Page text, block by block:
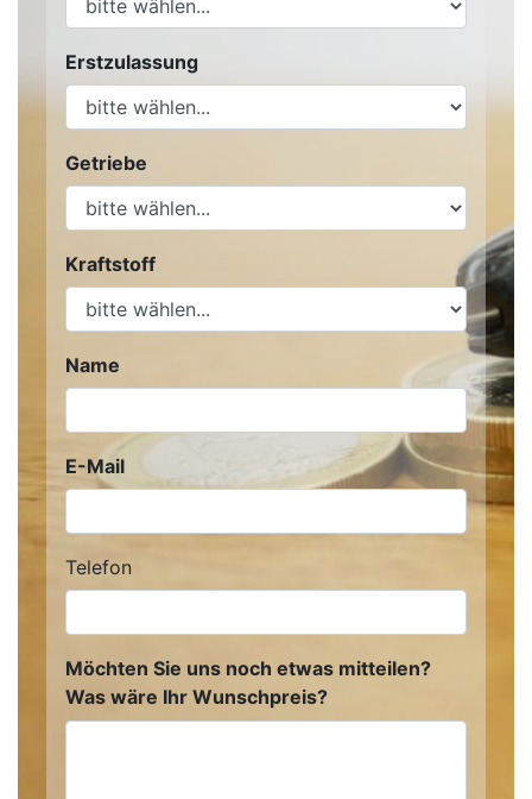
Erstzulassung
Getriebe
Kraftstoff
Name
E-Mail
Telefon
Möchten Sie uns noch etwas mitteilen?
Was wäre Ihr Wunschpreis?